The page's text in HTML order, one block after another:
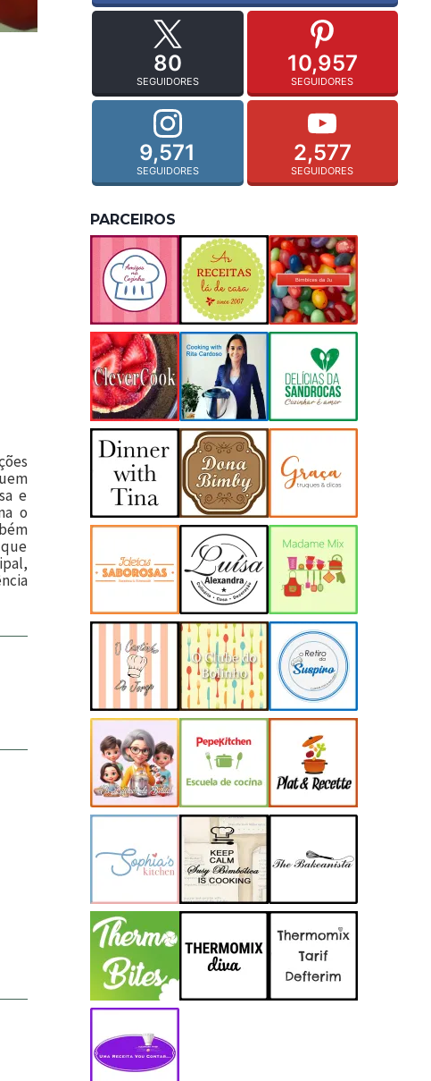
e
o
80
SEGUIDORES
10,957
SEGUIDORES
9,571
SEGUIDORES
2,577
SEGUIDORES
PARCEIROS